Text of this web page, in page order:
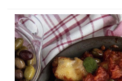
oliva.
Per lucidare: 1 tuorlo
Fate sciogliere il lievito nell`
Raccogliete nella ciotola della